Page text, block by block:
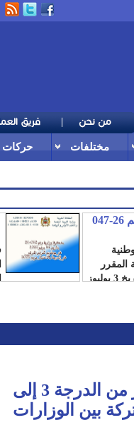
مختلفات حركات
ع
المقرر الوزاري رقم 26-047
المقرر
الوزاري رقم 26-047 بتاريخ 3 يوليوز
النتائج الشطر الأول للترقي بالاختيار من الدرجة 3 إلى
بين الوزارات